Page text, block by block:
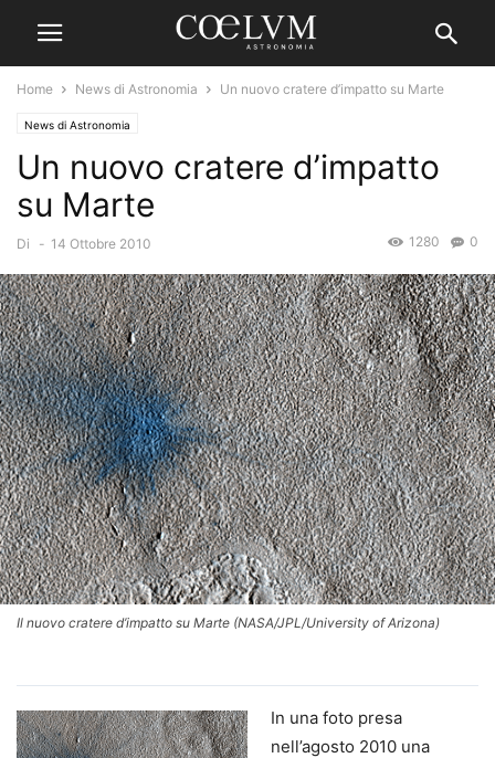
Home News di Astronomia Un nuovo cratere d’impatto su Marte
News di Astronomia
Un nuovo cratere d’impatto
su Marte
Di - 14 Ottobre 2010 0
1280
Il nuovo cratere d’impatto su Marte (NASA/JPL/University of Arizona)
In una foto presa
nell’agosto 2010 una